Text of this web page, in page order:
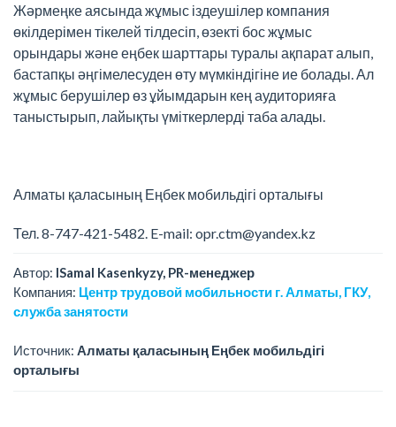
Жәрмеңке аясында жұмыс іздеушілер компания
өкілдерімен тікелей тілдесіп, өзекті бос жұмыс
орындары және еңбек шарттары туралы ақпарат алып,
бастапқы әңгімелесуден өту мүмкіндігіне ие болады. Ал
жұмыс берушілер өз ұйымдарын кең аудиторияға
таныстырып, лайықты үміткерлерді таба алады.
Алматы қаласының Еңбек мобильдігі орталығы
Тел. 8-747-421-5482. E-mail: opr.ctm@yandex.kz
Автор: ISamal Kasenkyzy, PR-менеджер
Компания: Центр трудовой мобильности г. Алматы, ГКУ,
служба занятости
Источник: Алматы қаласының Еңбек мобильдігі
орталығы